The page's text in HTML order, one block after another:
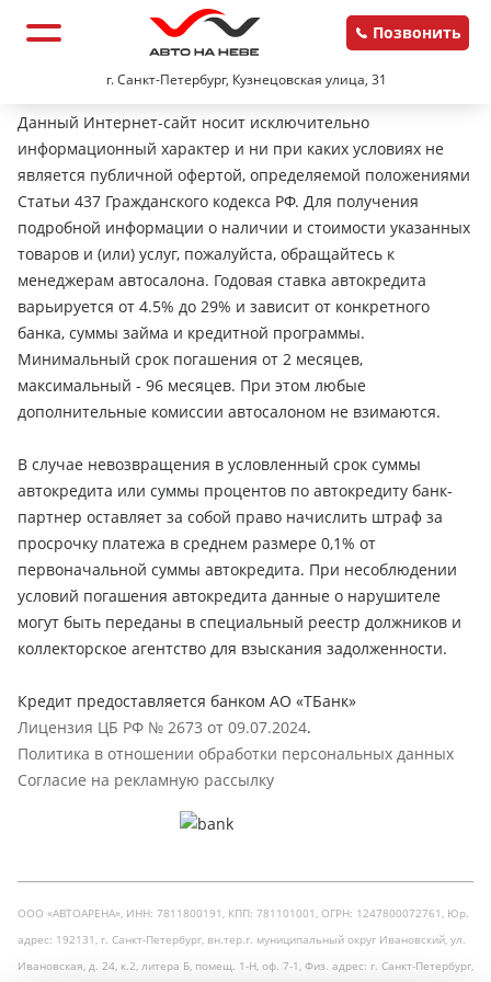
г. Санкт-Петербург, Кузнецовская улица, 31
Позвонить
Данный Интернет-сайт носит исключительно
информационный характер и ни при каких условиях не
является публичной офертой, определяемой положениями
Статьи 437 Гражданского кодекса РФ. Для получения
подробной информации о наличии и стоимости указанных
товаров и (или) услуг, пожалуйста, обращайтесь к
менеджерам автосалона. Годовая ставка автокредита
варьируется от 4.5% до 29% и зависит от конкретного
банка, суммы займа и кредитной программы.
Минимальный срок погашения от 2 месяцев,
максимальный - 96 месяцев. При этом любые
дополнительные комиссии автосалоном не взимаются.
В случае невозвращения в условленный срок суммы
автокредита или суммы процентов по автокредиту банк-
партнер оставляет за собой право начислить штраф за
просрочку платежа в среднем размере 0,1% от
первоначальной суммы автокредита. При несоблюдении
условий погашения автокредита данные о нарушителе
могут быть переданы в специальный реестр должников и
коллекторское агентство для взыскания задолженности.
Кредит предоставляется банком АО «ТБанк»
Лицензия ЦБ РФ № 2673 от 09.07.2024.
Политика в отношении обработки персональных данных
Согласие на рекламную рассылку
ООО «АВТОАРЕНА», ИНН: 7811800191, КПП: 781101001, ОГРН: 1247800072761, Юр.
адрес: 192131, г. Санкт-Петербург, вн.тер.г. муниципальный округ Ивановский, ул.
Ивановская, д. 24, к.2, литера Б, помещ. 1-Н, оф. 7-1, Физ. адрес: г. Санкт-Петербург,